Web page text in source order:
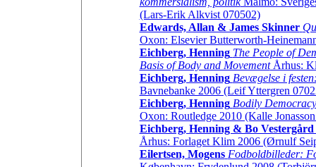
(Lars-Erik Alkvist 070502)
Edwards, Allan & James Skinner
Oxon: Elsevier Butterworth-
Eichberg, Henning The People of
Basis of Body and MovementÅrhus:
Eichberg, Henning Bevægelse i
Bavnebanke 2006 (Leif Yttergren
Eichberg, Henning Bodily
Oxon: Routledge 2010 (Kalle
Eichberg, Henning & Bo Vestergård
Århus: Forlaget Klim 2006 (Ørnulf
Eilertsen, Mogens Fodboldbilleder: